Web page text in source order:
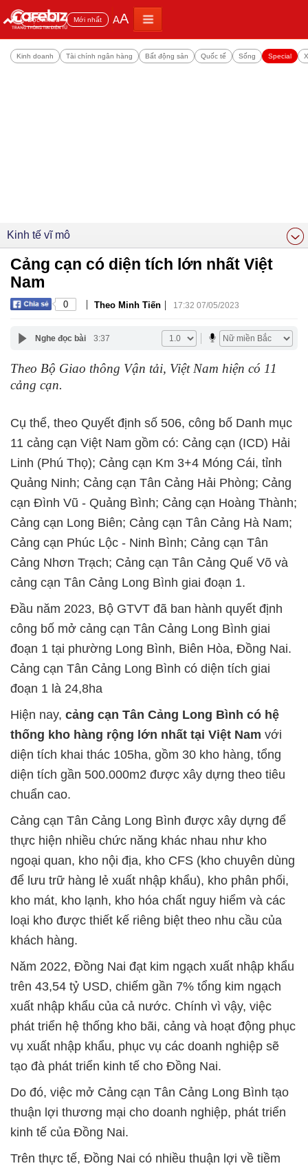
Đọc nhiều Mới nhất AA
Kinh doanh Tài chính ngân hàng Bất động sản Quốc tế Sống Special
Kinh tế vĩ mô
Cảng cạn có diện tích lớn nhất Việt
Nam
0 | Theo Minh Tiến | 17:32 07/05/2023
Nghe đọc bài 3:37
Theo Bộ Giao thông Vận tải, Việt Nam hiện có 11
cảng cạn.
Cụ thể, theo Quyết định số 506, công bố Danh mục
11 cảng cạn Việt Nam gồm có: Cảng cạn (ICD) Hải
Linh (Phú Thọ); Cảng cạn Km 3+4 Móng Cái, tỉnh
Quảng Ninh; Cảng cạn Tân Cảng Hải Phòng; Cảng
cạn Đình Vũ - Quảng Bình; Cảng cạn Hoàng Thành;
Cảng cạn Long Biên; Cảng cạn Tân Cảng Hà Nam;
Cảng cạn Phúc Lộc - Ninh Bình; Cảng cạn Tân
Cảng Nhơn Trạch; Cảng cạn Tân Cảng Quế Võ và
cảng cạn Tân Cảng Long Bình giai đoạn 1.
Đầu năm 2023, Bộ GTVT đã ban hành quyết định
công bố mở cảng cạn Tân Cảng Long Bình giai
đoạn 1 tại phường Long Bình, Biên Hòa, Đồng Nai.
Cảng cạn Tân Cảng Long Bình có diện tích giai
đoạn 1 là 24,8ha
Hiện nay, cảng cạn Tân Cảng Long Bình có hệ
thống kho hàng rộng lớn nhất tại Việt Nam với
diện tích khai thác 105ha, gồm 30 kho hàng, tổng
diện tích gần 500.000m2 được xây dựng theo tiêu
chuẩn cao.
Cảng cạn Tân Cảng Long Bình được xây dựng để
thực hiện nhiều chức năng khác nhau như kho
ngoại quan, kho nội địa, kho CFS (kho chuyên dùng
để lưu trữ hàng lẻ xuất nhập khẩu), kho phân phối,
kho mát, kho lạnh, kho hóa chất nguy hiểm và các
loại kho được thiết kế riêng biệt theo nhu cầu của
khách hàng.
Năm 2022, Đồng Nai đạt kim ngạch xuất nhập khẩu
trên 43,54 tỷ USD, chiếm gần 7% tổng kim ngạch
xuất nhập khẩu của cả nước. Chính vì vậy, việc
phát triển hệ thống kho bãi, cảng và hoạt động phục
vụ xuất nhập khẩu, phục vụ các doanh nghiệp sẽ
tạo đà phát triển kinh tế cho Đồng Nai.
Do đó, việc mở Cảng cạn Tân Cảng Long Bình tạo
thuận lợi thương mại cho doanh nghiệp, phát triển
kinh tế của Đồng Nai.
Trên thực tế, Đồng Nai có nhiều thuận lợi về tiềm